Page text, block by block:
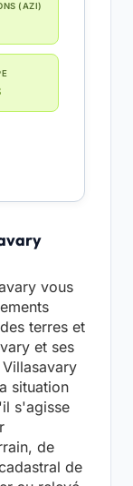
(AZI)
vous
terres et
et ses
situation
s'agisse
de
de